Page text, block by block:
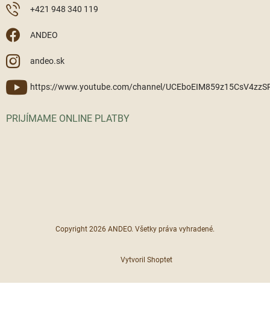
+421 948 340 119
ANDEO
andeo.sk
https://www.youtube.com/channel/
PRIJÍMAME ONLINE PLATBY
Vytvoril Shoptet
Copyright 2026 ANDEO. Všetky práva vyhradené.